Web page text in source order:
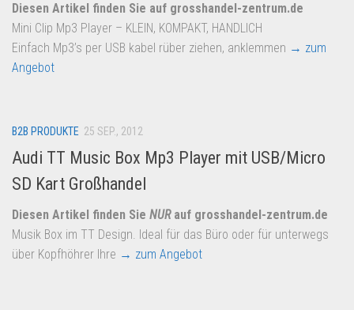
Diesen Artikel finden Sie auf grosshandel-zentrum.de
Mini Clip Mp3 Player – KLEIN, KOMPAKT, HANDLICH
Einfach Mp3’s per USB kabel rüber ziehen, anklemmen → zum
Angebot
B2B PRODUKTE 25 SEP., 2012
Audi TT Music Box Mp3 Player mit USB/Micro
SD Kart Großhandel
Diesen Artikel finden Sie NURauf grosshandel-zentrum.de
Musik Box im TT Design. Ideal für das Büro oder für unterwegs
über Kopfhöhrer Ihre → zum Angebot